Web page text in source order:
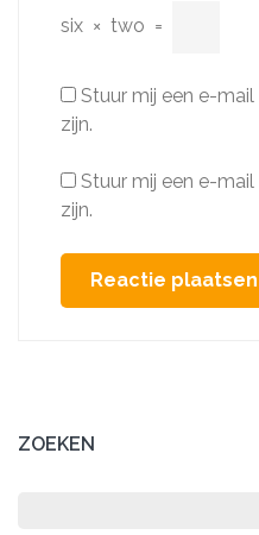
six × two =
Stuur mij een e-
zijn.
Stuur mij een e-
zijn.
ZOEKEN